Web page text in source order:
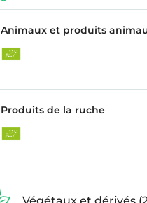
Animaux et produits
Produits de la ruche
Végétaux et dérivés